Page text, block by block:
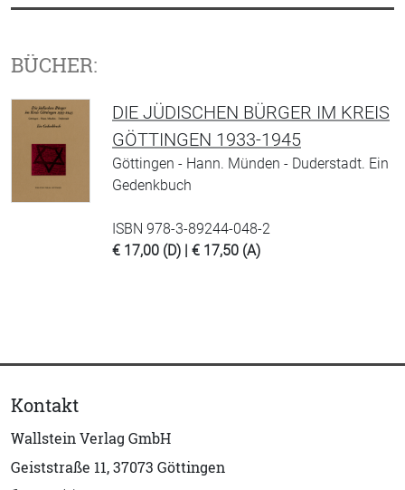
BÜCHER:
DIE JÜDISCHEN BÜRGER IM KREIS
GÖTTINGEN 1933-1945
Göttingen - Hann. Münden - Duderstadt. Ein
Gedenkbuch
ISBN 978-3-89244-048-2
€ 17,00 (D) | € 17,50 (A)
Kontakt
Wallstein Verlag GmbH
Geiststraße 11, 37073 Göttingen